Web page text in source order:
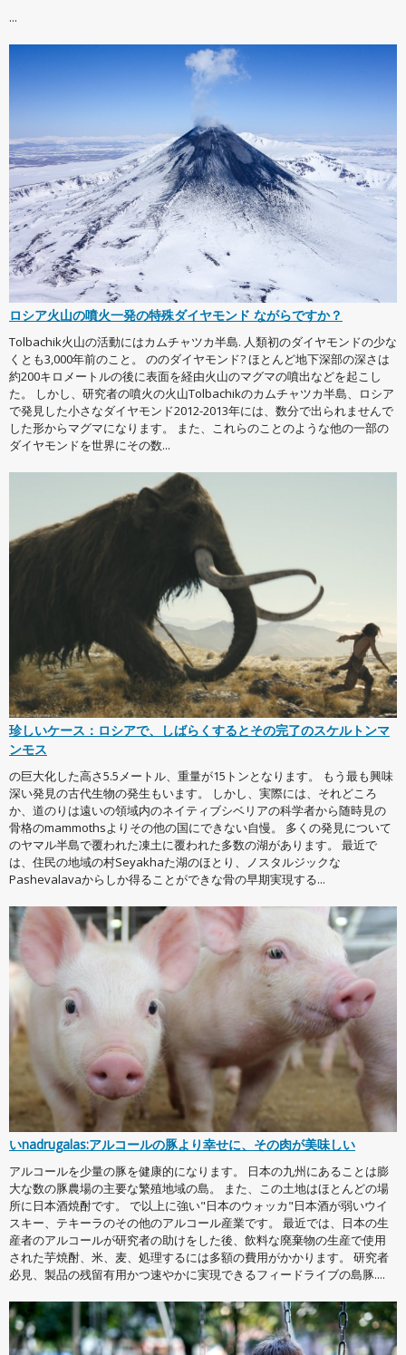
...
ロシア火山の噴火一発の特殊ダイヤモンド ながらですか？
Tolbachik火山の活動にはカムチャツカ半島. 人類初のダイヤモンドの少な
くとも3,000年前のこと。 ののダイヤモンド? ほとんど地下深部の深さは
約200キロメートルの後に表面を経由火山のマグマの噴出などを起こし
た。 しかし、研究者の噴火の火山Tolbachikのカムチャツカ半島、ロシア
で発見した小さなダイヤモンド2012-2013年には、数分で出られませんで
した形からマグマになります。 また、これらのことのような他の一部の
ダイヤモンドを世界にその数...
珍しいケース：ロシアで、しばらくするとその完了のスケルトンマ
ンモス
の巨大化した高さ5.5メートル、重量が15トンとなります。 もう最も興味
深い発見の古代生物の発生もいます。 しかし、実際には、それどころ
か、道のりは遠いの領域内のネイティブシベリアの科学者から随時見の
骨格のmammothsよりその他の国にできない自慢。 多くの発見について
のヤマル半島で覆われた凍土に覆われた多数の湖があります。 最近で
は、住民の地域の村Seyakhaた湖のほとり、ノスタルジックな
Pashevalavaからしか得ることができな骨の早期実現する...
いnadrugalas:アルコールの豚より幸せに、その肉が美味しい
アルコールを少量の豚を健康的になります。 日本の九州にあることは膨
大な数の豚農場の主要な繁殖地域の島。 また、この土地はほとんどの場
所に日本酒焼酎です。 で以上に強い"日本のウォッカ"日本酒が弱いウイ
スキー、テキーラのその他のアルコール産業です。 最近では、日本の生
産者のアルコールが研究者の助けをした後、飲料な廃棄物の生産で使用
された芋焼酎、米、麦、処理するには多額の費用がかかります。 研究者
必見、製品の残留有用かつ速やかに実現できるフィードライブの島豚....